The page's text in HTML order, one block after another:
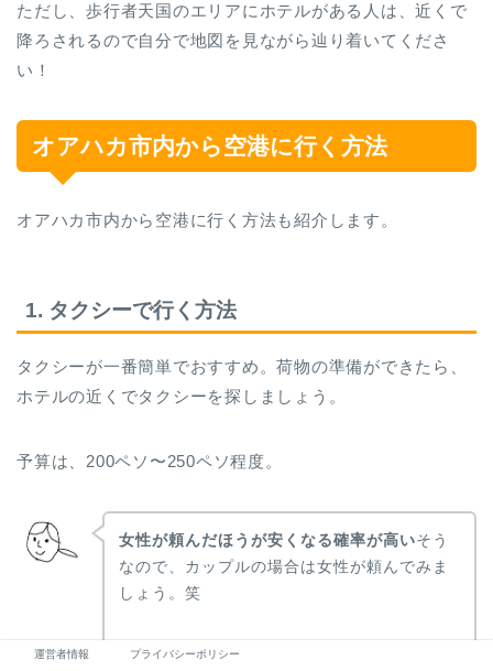
ただし、歩行者天国のエリアにホテルがある人は、近くで
降ろされるので自分で地図を見ながら辿り着いてくださ
い！
オアハカ市内から空港に行く方法
オアハカ市内から空港に行く方法も紹介します。
1. タクシーで行く方法
タクシーが一番簡単でおすすめ。荷物の準備ができたら、
ホテルの近くでタクシーを探しましょう。
予算は、200ペソ〜250ペソ程度。
女性が頼んだほうが安くなる確率が高いそう
なので、カップルの場合は女性が頼んでみま
しょう。笑
実際、わたしとわたしの母が空港に行くときに
運営者情報 プライバシーポリシー